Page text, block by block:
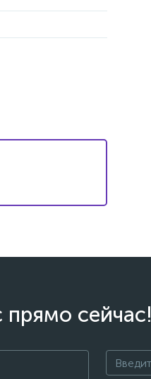
прямо сейчас!